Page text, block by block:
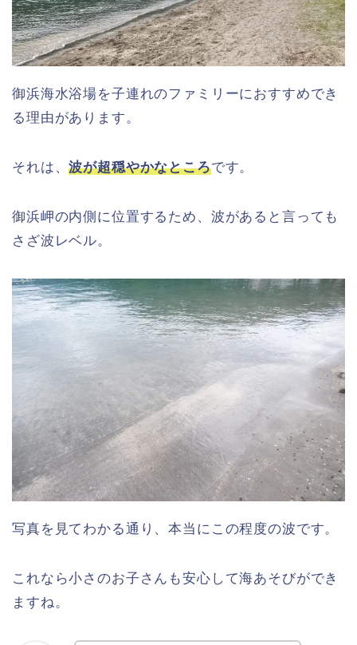
御浜海水浴場を子連れのファミリーにおすすめでき
る理由があります。
それは、波が超穏やかなところです。
御浜岬の内側に位置するため、波があると言っても
さざ波レベル。
写真を見てわかる通り、本当にこの程度の波です。
これなら小さのお子さんも安心して海あそびができ
ますね。